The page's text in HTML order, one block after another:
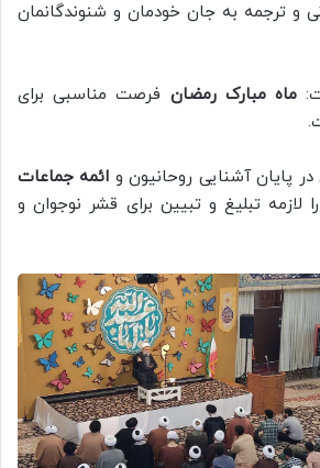
و ترجمه به جان خودمان و شنوندگانمان
ماه مبارک رمضان فرصت مناسبی برای
پایان آشنایی روحانیون و ائمه جماعات
لازمه تبلیغ و تبیین برای قشر نوجوان و